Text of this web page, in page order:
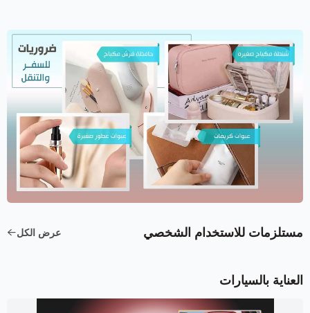
مستلزمات للاستخدام الشخصي عرض الكل
العناية بالسيارات